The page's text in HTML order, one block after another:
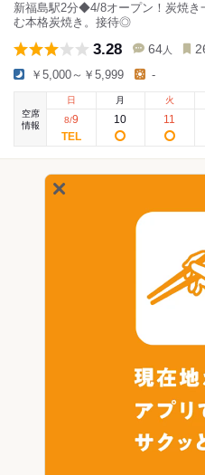
新福島駅2分◆4/8オープン！炭焼き
む本格炭焼き。接待◎
3.28 64 人
￥5,000～￥5,999 -
空席
情報
日
8/9
月
10
火
11